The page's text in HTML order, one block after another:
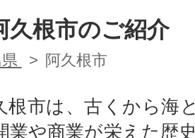
久根市のご紹介
阿久根市
根市は、古くから海
業や商業が栄えた歴